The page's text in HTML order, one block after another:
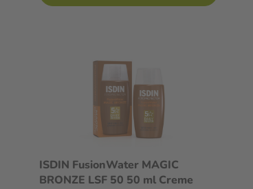
ISDIN FusionWater MAGIC
BRONZE LSF 50 50 ml Creme